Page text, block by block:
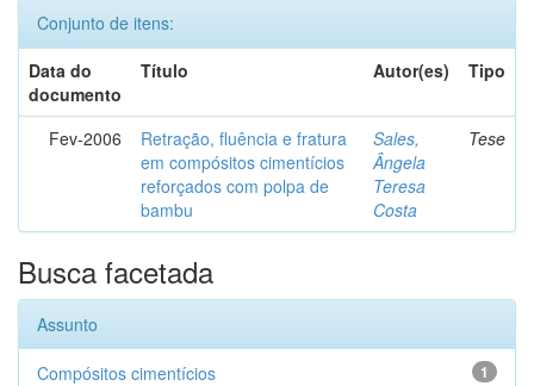
Conjunto de itens:
Data do
documento
Título Autor(es) Tipo
Fev-2006
Retração, fluência e fratura
em compósitos cimentícios
reforçados com polpa de
bambu
Sales,
Ângela
Teresa
Costa
Tese
Busca facetada
Assunto
1
Compósitos cimentícios